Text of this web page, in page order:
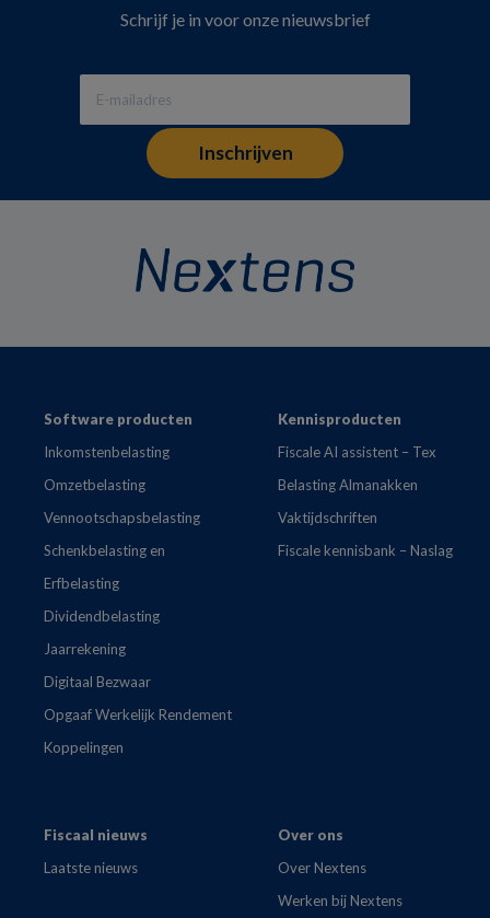
Schrijf je in voor onze nieuwsbrief
FooterSoftware producten
Inkomstenbelasting
Omzetbelasting
Vennootschapsbelasting
Schenkbelasting en
Erfbelasting
Dividendbelasting
Jaarrekening
Digitaal Bezwaar
Opgaaf Werkelijk Rendement
Koppelingen
Kennisproducten
Fiscale AI assistent – Tex
Belasting Almanakken
Vaktijdschriften
Fiscale kennisbank – Naslag
Fiscaal nieuws
Laatste nieuws
Over ons
Over Nextens
Werken bij Nextens